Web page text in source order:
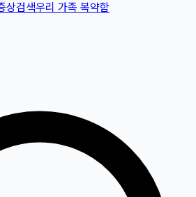
상검색우리 가족 복약함